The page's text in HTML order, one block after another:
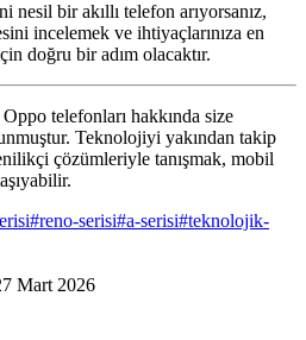
nesil bir akıllı telefon arıyorsanız,
incelemek ve ihtiyaçlarınıza en
doğru bir adım olacaktır.
telefonları hakkında size
Teknolojiyi yakından takip
çözümleriyle tanışmak, mobil
#reno-serisi#a-serisi#teknolojik-
Mart 2026